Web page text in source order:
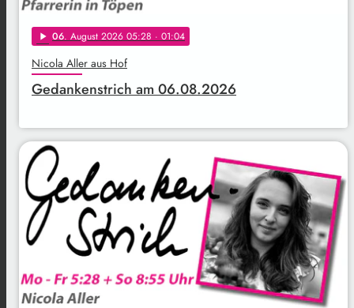
play_arrow 06. August 2026 05:28 · 01:04
Nicola Aller aus Hof
Gedankenstrich am 06.08.2026